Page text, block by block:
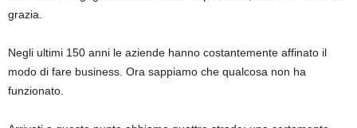
grazia.
Negli ultimi 150 anni le aziende hanno costantemente affinato il
modo di fare business. Ora sappiamo che qualcosa non ha
funzionato.